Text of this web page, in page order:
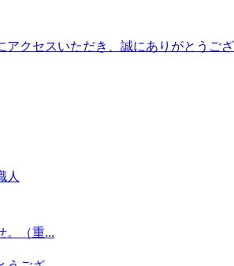
アクセスいただき、誠にありがとうご
人
。（重...